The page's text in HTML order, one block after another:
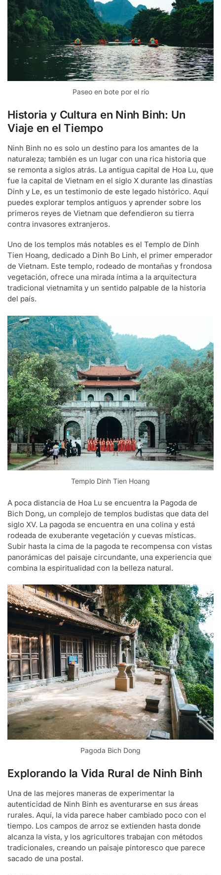
Paseo en bote por el río
Historia y Cultura en Ninh Binh: Un
Viaje en el Tiempo
Ninh Binh no es solo un destino para los amantes de la
naturaleza; también es un lugar con una rica historia que
se remonta a siglos atrás. La antigua capital de Hoa Lu, que
fue la capital de Vietnam en el siglo X durante las dinastías
Dinh y Le, es un testimonio de este legado histórico. Aquí
puedes explorar templos antiguos y aprender sobre los
primeros reyes de Vietnam que defendieron su tierra
contra invasores extranjeros.
Uno de los templos más notables es el Templo de Dinh
Tien Hoang, dedicado a Dinh Bo Linh, el primer emperador
de Vietnam. Este templo, rodeado de montañas y frondosa
vegetación, ofrece una mirada íntima a la arquitectura
tradicional vietnamita y un sentido palpable de la historia
del país.
Templo Dinh Tien Hoang
A poca distancia de Hoa Lu se encuentra la Pagoda de
Bich Dong, un complejo de templos budistas que data del
siglo XV. La pagoda se encuentra en una colina y está
rodeada de exuberante vegetación y cuevas místicas.
Subir hasta la cima de la pagoda te recompensa con vistas
panorámicas del paisaje circundante, una experiencia que
combina la espiritualidad con la belleza natural.
Pagoda Bich Dong
Explorando la Vida Rural de Ninh Binh
Una de las mejores maneras de experimentar la
autenticidad de Ninh Binh es aventurarse en sus áreas
rurales. Aquí, la vida parece haber cambiado poco con el
tiempo. Los campos de arroz se extienden hasta donde
alcanza la vista, y los agricultores trabajan con métodos
tradicionales, creando un paisaje pintoresco que parece
sacado de una postal.